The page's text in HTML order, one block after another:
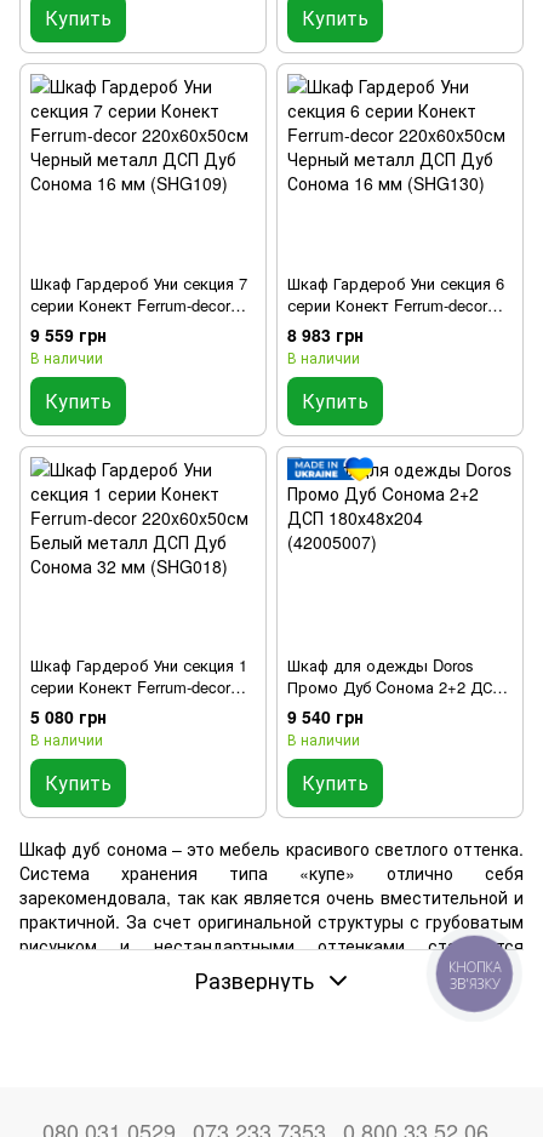
Купить Купить
Шкаф Гардероб Уни секция 7
серии Конект Ferrum-decor
220x60x50см Черный металл
ДСП Дуб Сонома 16 мм
(SHG109)
9 559 грн
В наличии
Купить
Шкаф Гардероб Уни секция 6
серии Конект Ferrum-decor
220x60x50см Черный металл
ДСП Дуб Сонома 16 мм
(SHG130)
8 983 грн
В наличии
Купить
Шкаф Гардероб Уни секция 1
серии Конект Ferrum-decor
220x60x50см Белый металл
ДСП Дуб Сонома 32 мм
(SHG018)
5 080 грн
В наличии
Купить
Шкаф для одежды Doros
Промо Дуб Cонома 2+2 ДСП
180х48х204 (42005007)
9 540 грн
В наличии
Купить
Шкаф дуб сонома – это мебель красивого светлого оттенка.
Система хранения типа «купе» отлично себя
зарекомендовала, так как является очень вместительной и
практичной. За счет оригинальной структуры с грубоватым
рисунком и нестандартными оттенками становится
изюминкой в дизайне комнаты. Такой выбор поможет
максимально практично организовать пространство как
Развернуть
080 031 0529 073 233 7353 0 800 33 52 06
КНОПКА
ЗВ'ЯЗКУ